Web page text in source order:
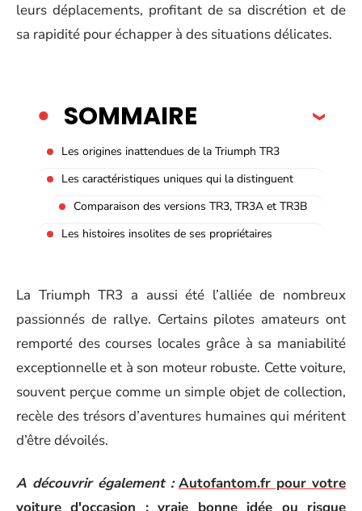
leurs déplacements, profitant de sa discrétion et de
sa rapidité pour échapper à des situations délicates.
SOMMAIRE
Les origines inattendues de la Triumph TR3
Les caractéristiques uniques qui la distinguent
Comparaison des versions TR3, TR3A et TR3B
Les histoires insolites de ses propriétaires
La Triumph TR3 a aussi été l’alliée de nombreux
passionnés de rallye. Certains pilotes amateurs ont
remporté des courses locales grâce à sa maniabilité
exceptionnelle et à son moteur robuste. Cette voiture,
souvent perçue comme un simple objet de collection,
recèle des trésors d’aventures humaines qui méritent
d’être dévoilés.
A découvrir également : Autofantom.fr pour votre
voiture d'occasion : vraie bonne idée ou risque